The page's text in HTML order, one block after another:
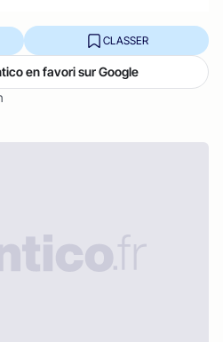
CLASSER
en favori sur Google